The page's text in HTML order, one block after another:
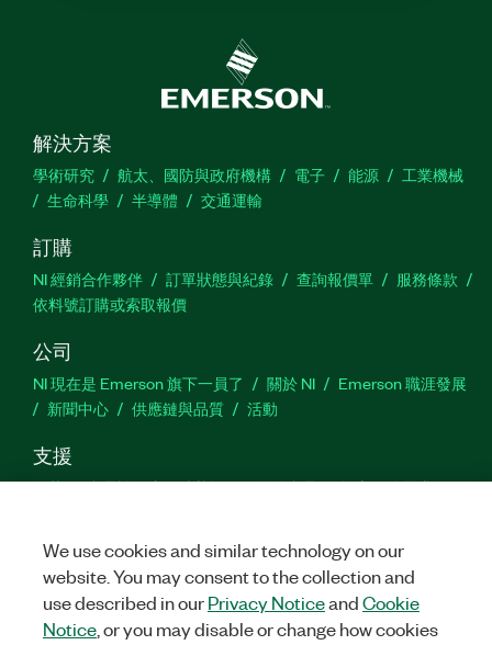
解決方案
學術研究 航太、國防與政府機構 電子 能源
工業機械
生命科學
半導體 交通運輸
訂購
NI 經銷合作夥伴 訂單狀態與紀錄 查詢報價單
服務條款
依料號訂購或索取報價
公司
NI 現在是 Emerson 旗下一員了 關於 NI
Emerson 職涯發展
新聞中心
供應鏈與品質 活動
支援
下載 產品說明書 討論區 啟動產品 提交服務需求
網
TwitterFacebook
We use cookies and similar technology on our
website. You may consent to the collection and
use described in ourPrivacy NoticeandCookie
Notice, or you may disable or change how cookies